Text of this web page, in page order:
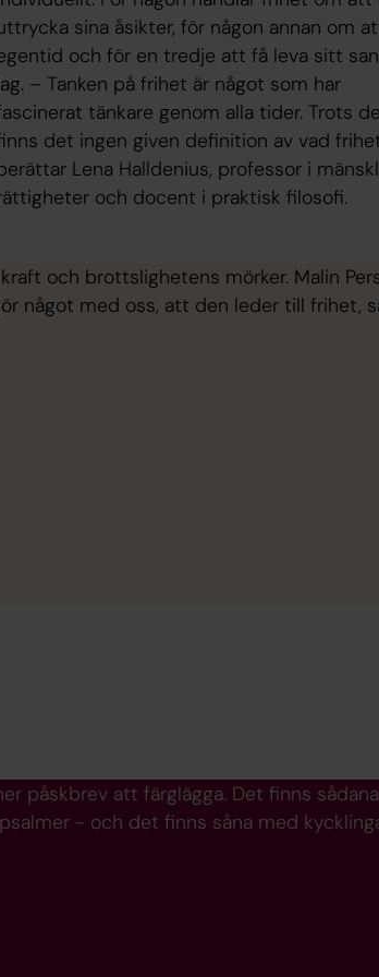
sina åsikter, för någon annan om
och för en tredje att få leva sitt
– Tanken på frihet är något som har
tänkare genom alla tider. Trots
det ingen given definition av vad
Lena Halldenius, professor i
och docent i praktisk filosofi.
och brottslighetens mörker. Malin
något med oss, att den leder till frihet,
påskbrev att färglägga. Det finns
- och det finns såna med